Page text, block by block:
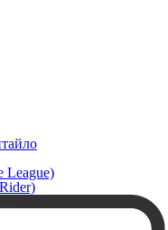
League)